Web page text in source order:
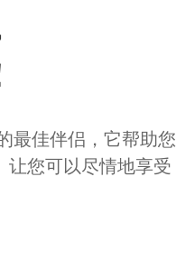
最佳伴侣，它帮助您
让您可以尽情地享受